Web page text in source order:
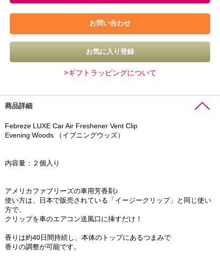
>ギフトラッピングについて
商品詳細
Febreze LUXE Car Air Freshener Vent Clip
Evening Woods （イブニングウッズ）
内容量：２個入り
アメリカファブリーズの車用芳香剤♪
使い方は、日本で販売されている「イージークリップ」と同じ使い
方で、
クリップを車のエアコン送風口に挿すだけ！
香りは約40日間持続し、本体のトップにあるつまみで
香りの調整が可能です。